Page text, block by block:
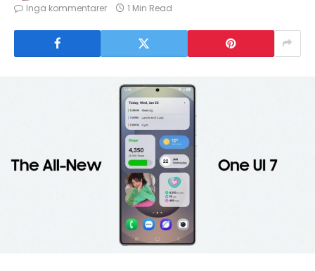
Inga kommentarer
1 Min Read